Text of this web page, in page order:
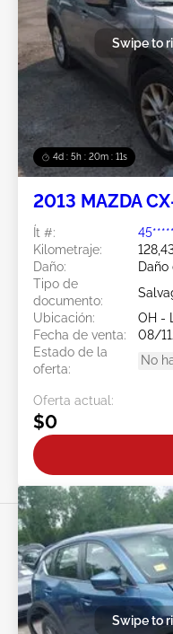
4d : 5h : 20m : 08s
Swipe to
2013 MAZDA
Ít #:
Kilometraje:
Daño:
Tipo de
documento:
Ubicación:
OH -
Fecha de venta:
08/
Estado de la
oferta:
No
Oferta actual:
$0
Swipe to